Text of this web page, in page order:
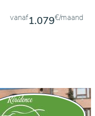
vanaf1.079€/maand